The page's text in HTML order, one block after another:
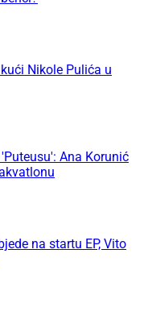
Nikole Pulića u
Ana Korunić
na startu EP, Vito